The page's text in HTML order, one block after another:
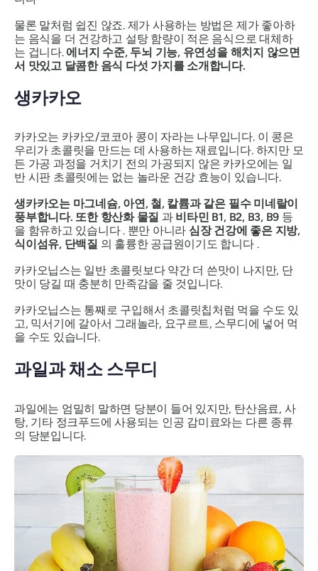
물론 말처럼 쉽진 않죠. 제가 사용하는 방법은 제가 좋아하
는 음식을 더 건강하고 설탕 함량이 적은 음식으로 대체하
는 겁니다. 에너지 수준, 두뇌 기능, 유연성을 해치지 않으면
서 맛있고 달콤한 음식 다섯 가지를 소개합니다.
생카카오
카카오는 카카오/코코아 콩이 자라는 나무입니다. 이 콩은
우리가 초콜릿을 만드는 데 사용하는 재료입니다. 하지만 모
든 가공 과정을 거치기 전의 가공되지 않은 카카오에는 일
반 시판 초콜릿에는 없는 놀라운 건강 효능이 있습니다.
생카카오는 마그네슘, 아연, 철, 칼륨과 같은 필수 미네랄이
풍부합니다. 또한 항산화 물질 과 비타민 B1, B2, B3, B9 등
을 함유하고 있습니다 . 뿐만 아니라 심장 건강에 좋은 지방,
식이섬유, 단백질 의 훌륭한 공급원이기도 합니다 .
카카오닙스는 일반 초콜릿보다 약간 더 쓴맛이 나지만, 단
맛이 당길 때 충분히 만족감을 줄 것입니다.
카카오닙스는 통째로 구입해서 초콜릿칩처럼 먹을 수도 있
고, 믹서기에 갈아서 그래놀라, 요구르트, 스무디에 넣어 먹
을 수도 있습니다.
과일과 채소 스무디
과일에는 엄밀히 말하면 당분이 들어 있지만, 탄산음료, 사
탕, 기타 정크푸드에 사용되는 인공 감미료와는 다른 종류
의 당분입니다.